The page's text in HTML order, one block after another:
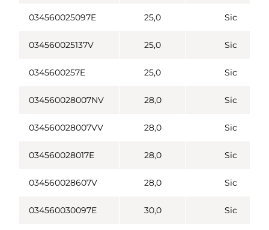
034560025097E 25,0 Sic
034560025137V 25,0 Sic
0345600257E 25,0 Sic
034560028007NV 28,0 Sic
034560028007VV 28,0 Sic
034560028017E 28,0 Sic
034560028607V 28,0 Sic
034560030097E 30,0 Sic